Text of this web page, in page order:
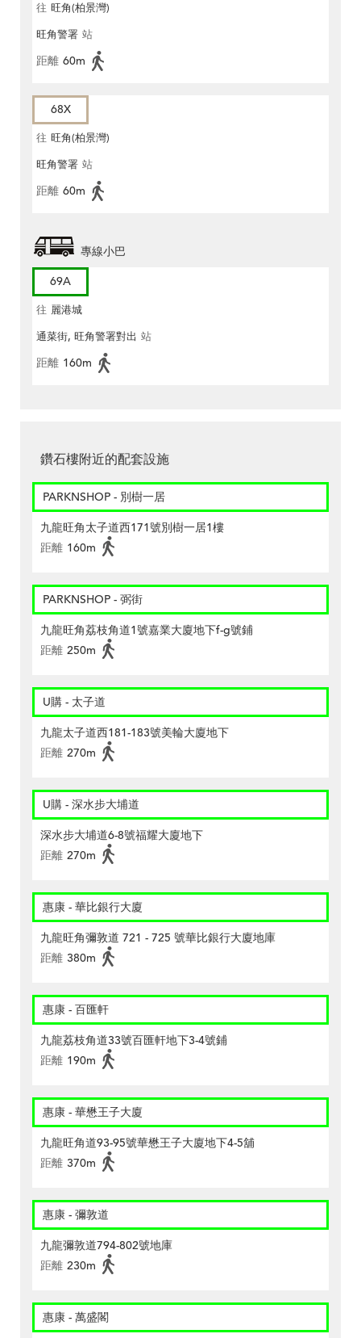
往 旺角(柏景灣)
旺角警署 站
距離 60m
68X
往 旺角(柏景灣)
旺角警署 站
距離 60m
專線小巴
69A
往 麗港城
通菜街, 旺角警署對出 站
距離 160m
鑽石樓附近的配套設施
PARKNSHOP - 別樹一居
九龍旺角太子道西171號別樹一居1樓
距離 160m
PARKNSHOP - 弼街
九龍旺角荔枝角道1號嘉業大廈地下f-g號鋪
距離 250m
U購 - 太子道
九龍太子道西181-183號美輪大廈地下
距離 270m
U購 - 深水步大埔道
深水步大埔道6-8號福耀大廈地下
距離 270m
惠康 - 華比銀行大廈
九龍旺角彌敦道 721 - 725 號華比銀行大廈地庫
距離 380m
惠康 - 百匯軒
九龍荔枝角道33號百匯軒地下3-4號鋪
距離 190m
惠康 - 華懋王子大廈
九龍旺角道93-95號華懋王子大廈地下4-5舖
距離 370m
惠康 - 彌敦道
九龍彌敦道794-802號地庫
距離 230m
惠康 - 萬盛閣